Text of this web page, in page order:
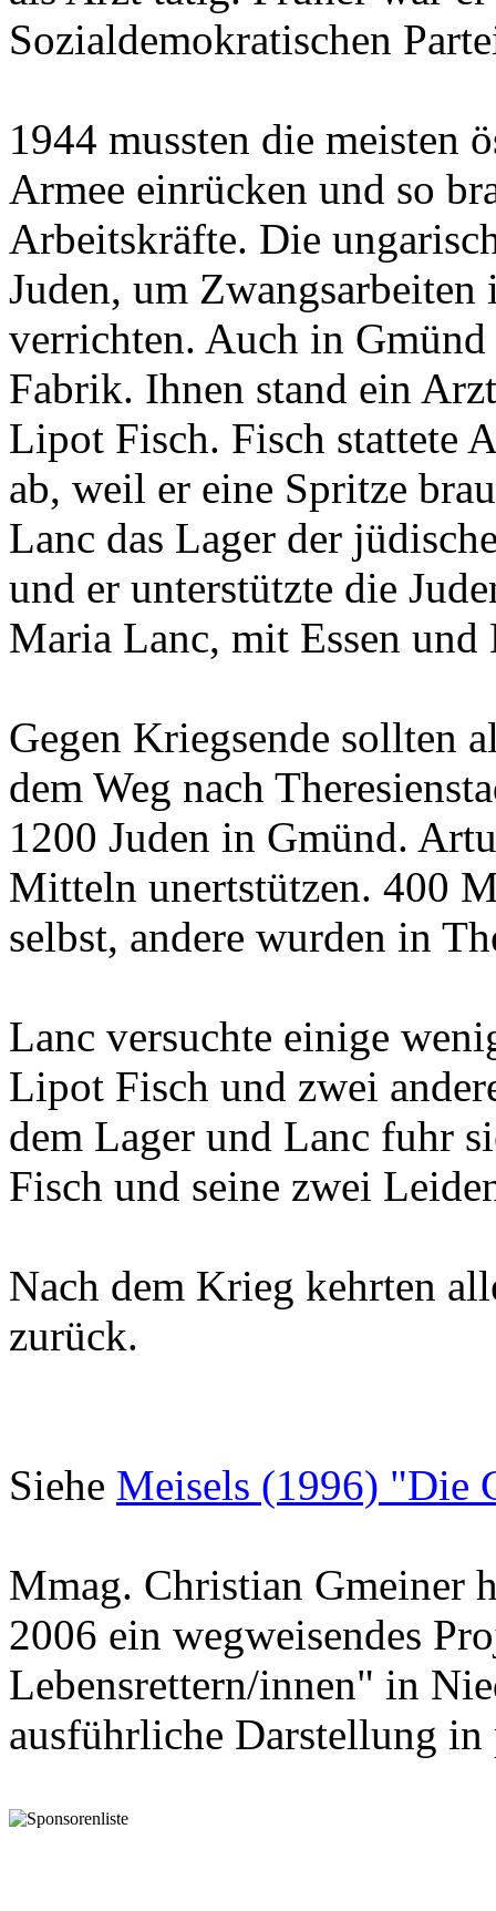
Sozialdemokratischen
1944 mussten die meisten
Armee einrücken und so
Arbeitskräfte. Die
Juden, um
verrichten. Auch in
Fabrik. Ihnen stand ein
Lipot Fisch. Fisch stattete
ab, weil er eine Spritze
Lanc das Lager der
und er unterstützte die
Maria Lanc, mit Essen
Gegen Kriegsende sollten
dem Weg nach
1200 Juden in Gmünd.
Mitteln unertstützen. 400
selbst, andere wurden in
Lanc versuchte einige
Lipot Fisch und zwei
dem Lager und Lanc fuhr
Fisch und seine zwei
Nach dem Krieg kehrten
zurück.
Siehe Meisels (1996) "Die
Mmag. Christian Gmeiner
2006 ein wegweisendes
Lebensrettern/innen" in
ausführliche Darstellung